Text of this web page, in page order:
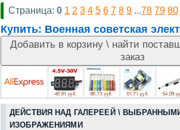
Страница: 0 1 2 3 4 5 6 7 8 9 ...78 79 80
Купить: Военная советская
ДЕЙСТВИЯ НАД ГАЛЕРЕЕЙ \
ИЗОБРАЖЕНИЯМИ